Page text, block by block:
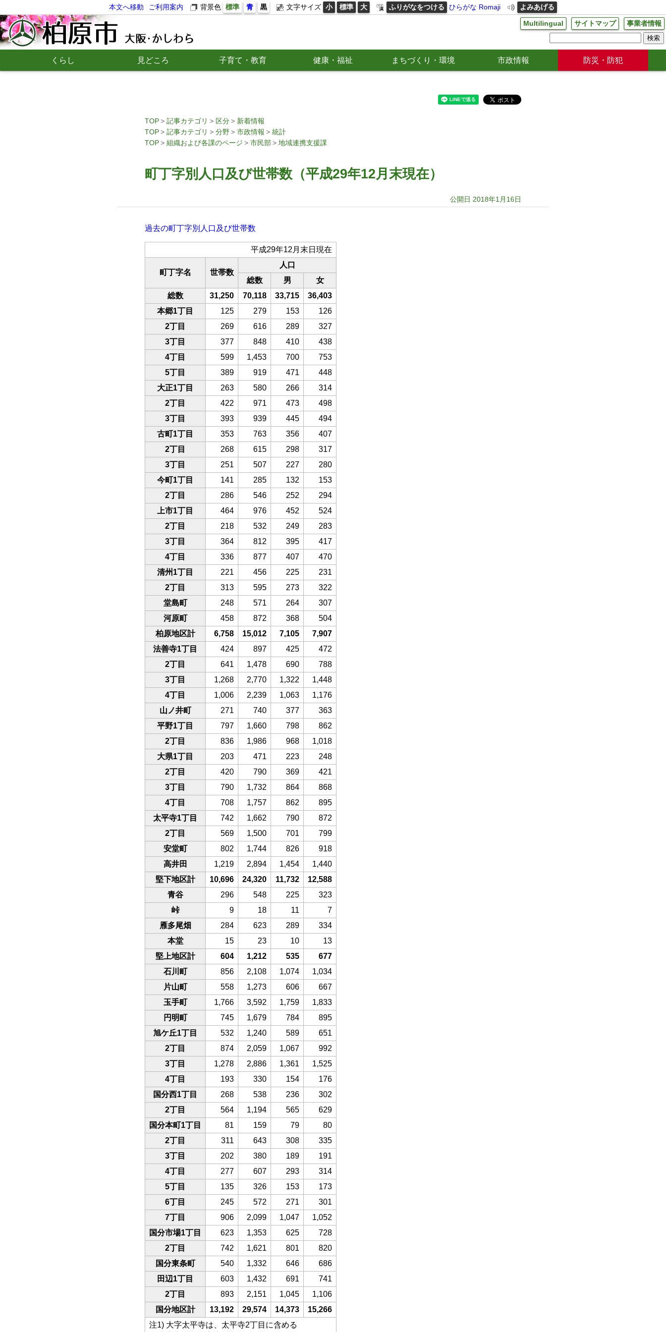
本文へ移動 ご利用案内 背景色 標準 青 黒 文字サイズ 小 標準 大 ふりがなをつける ひらがな Romaji よみあげる
Multilingual サイトマップ 事業者情報
くらし 見どころ 子育て・教育 健康・福祉 まちづくり・環境 市政情報 防災・防犯
TOP 記事カテゴリ 区分
新着情報
TOP
記事カテゴリ 分野 市政情報
統計
TOP
組織および各課のページ 市民部 地域連携支援課
町丁字別人口及び世帯数（平成29年12月末現在）
公開日 2018年1月16日
過去の町丁字別人口及び世帯数
平成29年12月末日現在
町丁字名 世帯数
人口
総数
男
女
総数
31,250 70,118 33,715
36,403
本郷1丁目
125 279 153
126
2丁目
269 616 289
327
3丁目
377 848 410
438
4丁目
599 1,453 700
753
5丁目
389 919 471
448
大正1丁目
263 580 266
314
2丁目
422 971 473
498
3丁目
393 939 445
494
古町1丁目
353 763 356
407
2丁目
268 615 298
317
3丁目
251 507 227
280
今町1丁目
141 285 132
153
2丁目
286 546 252
294
上市1丁目
464 976 452
524
2丁目
218 532 249
283
3丁目
364 812 395
417
4丁目
336 877 407
470
清州1丁目
221 456 225
231
2丁目
313 595 273
322
堂島町
248 571 264
307
河原町
458 872 368
504
柏原地区計
6,758 15,012 7,105
7,907
法善寺1丁目
424 897 425
472
2丁目
641 1,478 690
788
3丁目
1,268 2,770 1,322
1,448
4丁目
1,006 2,239 1,063
1,176
山ノ井町
271 740 377
363
平野1丁目
797 1,660 798
862
2丁目
836 1,986 968
1,018
大県1丁目
203 471 223
248
2丁目
420 790 369
421
3丁目
790 1,732 864
868
4丁目
708 1,757 862
895
太平寺1丁目
742 1,662 790
872
2丁目
569 1,500 701
799
安堂町
802 1,744 826
918
高井田
1,219 2,894 1,454
1,440
堅下地区計
10,696 24,320 11,732
12,588
青谷
296 548 225
323
峠
9 18 11
7
雁多尾畑
284 623 289
334
本堂
15 23 10
13
堅上地区計
604 1,212 535
677
石川町
856 2,108 1,074
1,034
片山町
558 1,273 606
667
玉手町
1,766 3,592 1,759
1,833
円明町
745 1,679 784
895
旭ケ丘1丁目
532 1,240 589
651
2丁目
874 2,059 1,067
992
3丁目
1,278 2,886 1,361
1,525
4丁目
193 330 154
176
国分西1丁目
268 538 236
302
2丁目
564 1,194 565
629
国分本町1丁目
81 159 79
80
2丁目
311 643 308
335
3丁目
202 380 189
191
4丁目
277 607 293
314
5丁目
135 326 153
173
6丁目
245 572 271
301
7丁目
906 2,099 1,047
1,052
国分市場1丁目
623 1,353 625
728
2丁目
742 1,621 801
820
国分東条町
540 1,332 646
686
田辺1丁目
603 1,432 691
741
2丁目
893 2,151 1,045
1,106
国分地区計
13,192 29,574 14,373
15,266
注1) 大字太平寺は、太平寺2丁目に含める